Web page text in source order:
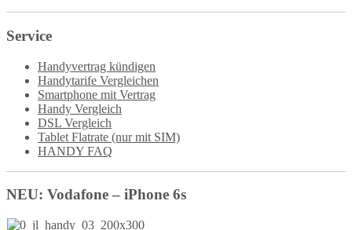
Service
Handyvertrag kündigen
Handytarife Vergleichen
Smartphone mit Vertrag
Handy Vergleich
DSL Vergleich
Tablet Flatrate (nur mit SIM)
HANDY FAQ
NEU: Vodafone – iPhone 6s